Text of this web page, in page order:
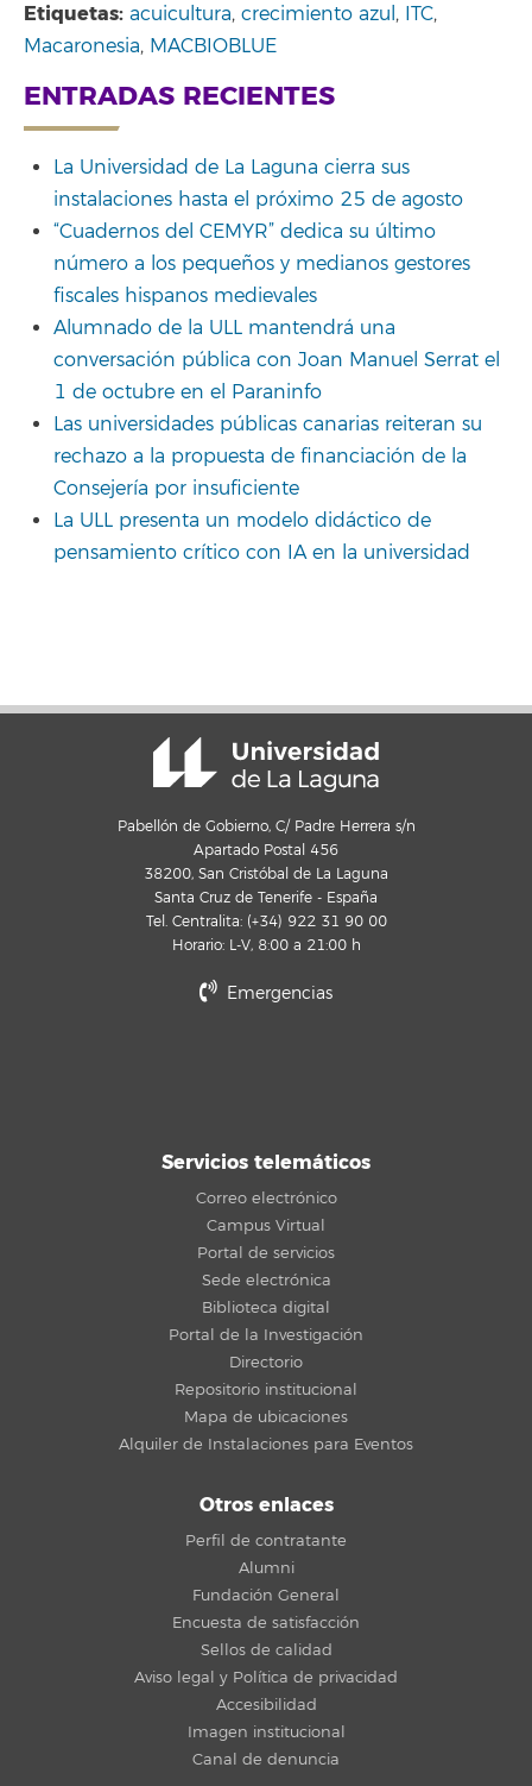
Etiquetas: acuicultura, crecimiento azul, ITC,
Macaronesia, MACBIOBLUE
ENTRADAS RECIENTES
La Universidad de La Laguna cierra sus
instalaciones hasta el próximo 25 de agosto
“Cuadernos del CEMYR” dedica su último
número a los pequeños y medianos gestores
fiscales hispanos medievales
Alumnado de la ULL mantendrá una
conversación pública con Joan Manuel Serrat el
1 de octubre en el Paraninfo
Las universidades públicas canarias reiteran su
rechazo a la propuesta de financiación de la
Consejería por insuficiente
La ULL presenta un modelo didáctico de
pensamiento crítico con IA en la universidad
Pabellón de Gobierno, C/ Padre Herrera s/n
Apartado Postal 456
38200, San Cristóbal de La Laguna
Santa Cruz de Tenerife - España
Tel. Centralita: (+34) 922 31 90 00
Horario: L-V, 8:00 a 21:00 h
Emergencias
Servicios telemáticos
Correo electrónico
Campus Virtual
Portal de servicios
Sede electrónica
Biblioteca digital
Portal de la Investigación
Directorio
Repositorio institucional
Mapa de ubicaciones
Alquiler de Instalaciones para Eventos
Otros enlaces
Perfil de contratante
Alumni
Fundación General
Encuesta de satisfacción
Sellos de calidad
Aviso legal y Política de privacidad
Accesibilidad
Imagen institucional
Canal de denuncia